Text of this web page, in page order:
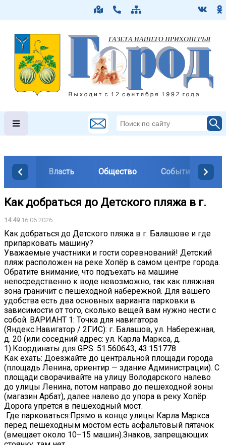
Власть Общество События
Как добраться до Детского пляжа в г.
14:4916.06.2026
Как добраться до Детского пляжа в г. Балашове и где
припарковать машину?
️️️Уважаемые участники и гости соревнований! Детский
пляж расположен на реке Хопёр в самом центре города.
Обратите внимание, что подъехать на машине
непосредственно к воде невозможно, так как пляжная
зона граничит с пешеходной набережной. Для вашего
удобства есть два основных варианта парковки в
зависимости от того, сколько вещей вам нужно нести с
собой.️ ВАРИАНТ 1: Точка для навигатора
(Яндекс.Навигатор / 2ГИС): г. Балашов, ул. Набережная,
д. 20 (или соседний адрес: ул. Карла Маркса, д.
1).Координаты для GPS: 51.560643, 43.151778
Как ехать: Доезжайте до центральной площади города
(площадь Ленина, ориентир — здание Администрации). С
площади сворачивайте на улицу Володарского налево
до улицы Ленина, потом направо до пешеходной зоны
(магазин Арбат), далее налево до упора в реку Хопёр.
Дорога упрется в пешеходный мост.
️ Где парковаться:Прямо в конце улицы Карла Маркса
перед пешеходным мостом есть асфальтовый пятачок
(вмещает около 10–15 машин).Знаков, запрещающих